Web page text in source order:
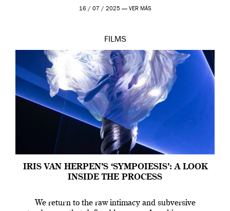
16 / 07 / 2025 — VER MÁS
FILMS
IRIS VAN HERPEN’S ‘SYMPOIESIS’: A LOOK
INSIDE THE PROCESS
We return to the raw intimacy and subversive